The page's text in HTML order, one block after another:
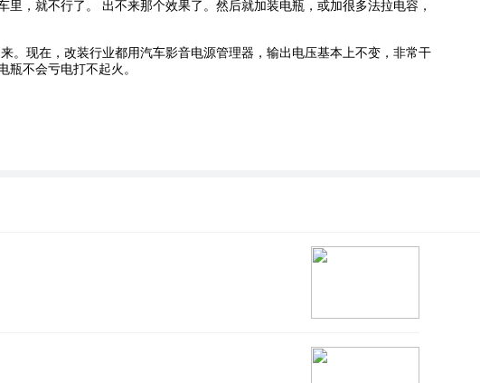
，就不行了。 出不来那个效果了。然后就加装电瓶，或加很多法拉电容，
。现在，改装行业都用汽车影音电源管理器，输出电压基本上不变，非常干
不会亏电打不起火。